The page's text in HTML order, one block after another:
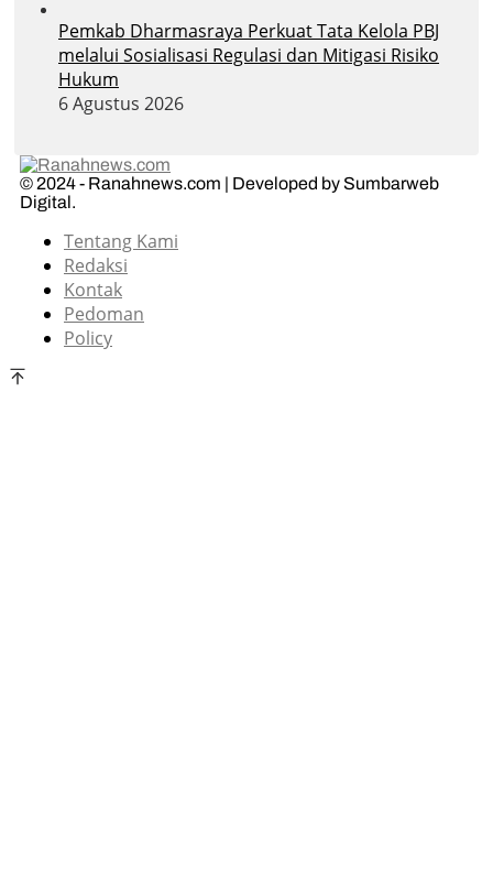
Pemkab Dharmasraya Perkuat Tata Kelola PBJ
melalui Sosialisasi Regulasi dan Mitigasi Risiko
Hukum
6 Agustus 2026
© 2024 - Ranahnews.com | Developed by Sumbarweb
Digital.
Tentang Kami
Redaksi
Kontak
Pedoman
Policy